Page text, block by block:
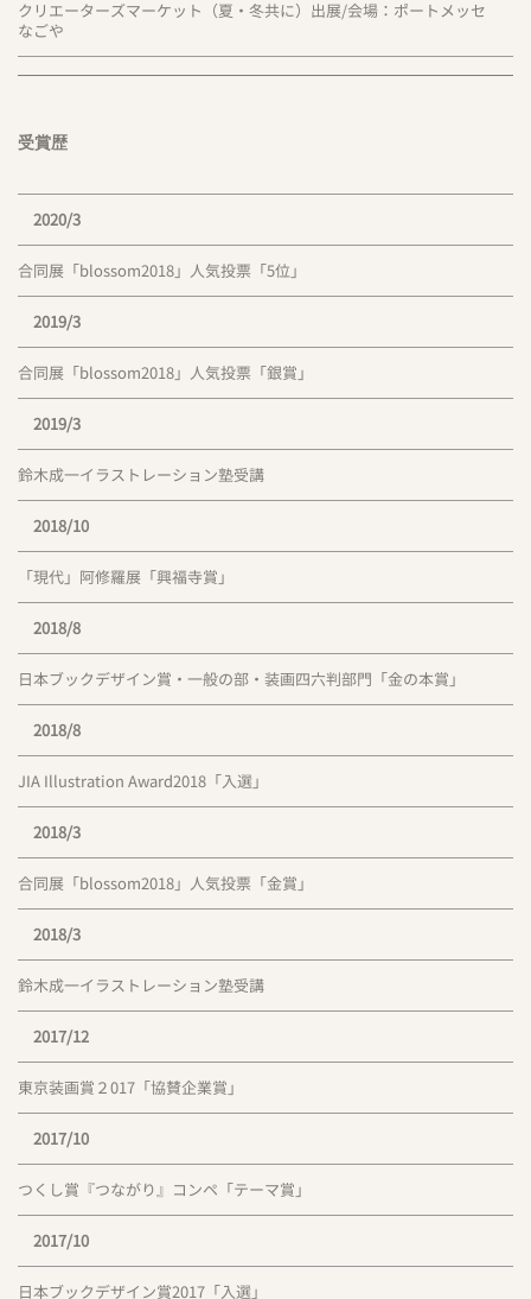
クリエーターズマーケット（夏・冬共に）出展/会場：ポートメッセ
なごや
受賞歴
2020/3
合同展「blossom2018」人気投票「5位」
2019/3
合同展「blossom2018」人気投票「銀賞」
2019/3
鈴木成一イラストレーション塾受講
2018/10
「現代」阿修羅展「興福寺賞」
2018/8
日本ブックデザイン賞・一般の部・装画四六判部門「金の本賞」
2018/8
JIA Illustration Award2018「入選」
2018/3
合同展「blossom2018」人気投票「金賞」
2018/3
鈴木成一イラストレーション塾受講
2017/12
東京装画賞２017「協賛企業賞」
2017/10
つくし賞『つながり』コンペ「テーマ賞」
2017/10
日本ブックデザイン賞2017「入選」